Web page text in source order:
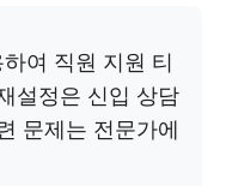
여 직원 지원 티
설정은 신입 상담
문제는 전문가에